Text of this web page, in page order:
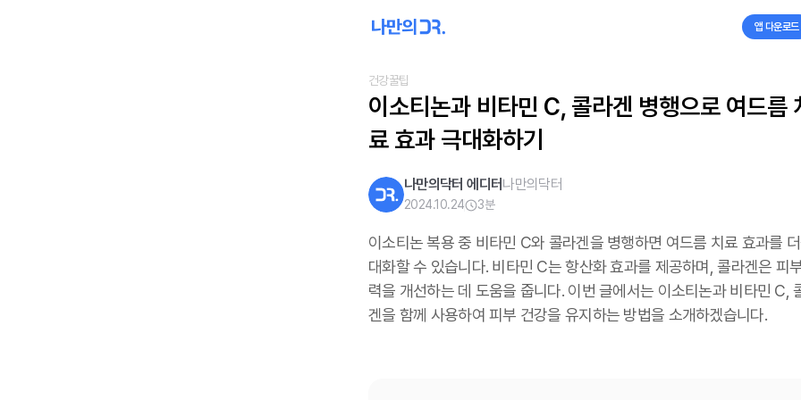
앱 다운로드
건강꿀팁
이소티논과 비타민 C, 콜라겐 병행으로 여드름
료 효과 극대화하기
나만의닥터 에디터나만의닥터
2024.10.24 3분
이소티논 복용 중 비타민 C와 콜라겐을 병행하면 여드름 치료 효과를
대화할 수 있습니다. 비타민 C는 항산화 효과를 제공하며, 콜라겐은 피
력을 개선하는 데 도움을 줍니다. 이번 글에서는 이소티논과 비타민 C,
겐을 함께 사용하여 피부 건강을 유지하는 방법을 소개하겠습니다.